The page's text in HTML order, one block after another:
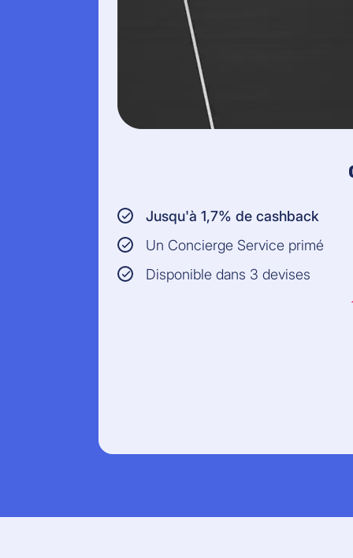
Jusqu'à 1,7% de cashback
Un Concierge Service primé
Disponible dans 3 devises